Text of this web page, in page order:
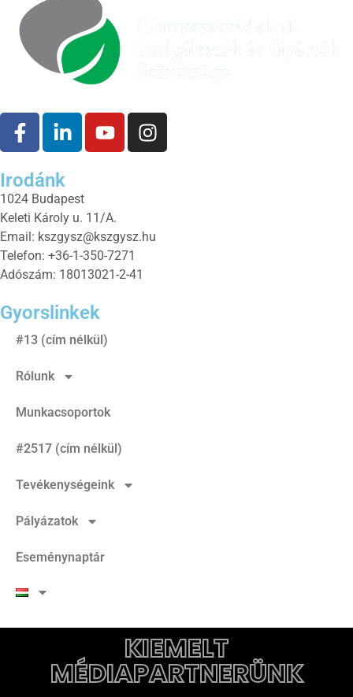
Irodánk
1024 Budapest
Keleti Károly u. 11/A.
Email: kszgysz@kszgysz.hu
Telefon: +36-1-350-7271
Adószám: 18013021-2-41
Gyorslinkek
#13 (cím nélkül)
Rólunk
Munkacsoportok
#2517 (cím nélkül)
Tevékenységeink
Pályázatok
Eseménynaptár
KIEMELT
MÉDIAPARTNERÜNK